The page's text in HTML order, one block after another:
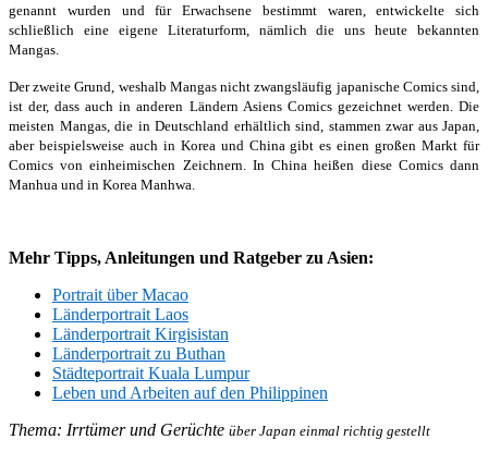
genannt wurden und für Erwachsene bestimmt waren, entwickelte sich
schließlich eine eigene Literaturform, nämlich die uns heute bekannten
Mangas.
Der zweite Grund, weshalb Mangas nicht zwangsläufig japanische Comics sind,
ist der, dass auch in anderen Ländern Asiens Comics gezeichnet werden. Die
meisten Mangas, die in Deutschland erhältlich sind, stammen zwar aus Japan,
aber beispielsweise auch in Korea und China gibt es einen großen Markt für
Comics von einheimischen Zeichnern. In China heißen diese Comics dann
Manhua und in Korea Manhwa.
Mehr Tipps, Anleitungen und Ratgeber zu Asien:
Portrait über Macao
Länderportrait Laos
Länderportrait Kirgisistan
Länderportrait zu Buthan
Städteportrait Kuala Lumpur
Leben und Arbeiten auf den Philippinen
Thema: Irrtümer und Gerüchte über Japan einmal richtig gestellt